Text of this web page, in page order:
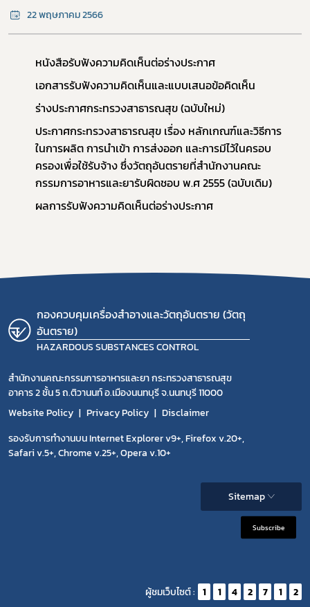
22 พฤษภาคม 2566
หนังสือรับฟังความคิดเห็นต่อร่างประกาศ
เอกสารรับฟังความคิดเห็นและแบบเสนอข้อคิดเห็น
ร่างประกาศกระทรวงสาธารณสุข (ฉบับใหม่)
ประกาศกระทรวงสาธารณสุข เรื่อง หลักเกณฑ์และวิธีการ
ในการผลิต การนำเข้า การส่งออก และการมีไว้ในครอบ
ครองเพื่อใช้รับจ้าง ซึ่งวัตถุอันตรายที่สำนักงานคณะ
กรรมการอาหารและยารับผิดชอบ พ.ศ 2555 (ฉบับเดิม)
ผลการรับฟังความคิดเห็นต่อร่างประกาศ
กองควบคุมเครื่องสำอางและวัตถุอันตราย (วัตถุ
อันตราย)
HAZARDOUS SUBSTANCES CONTROL
สำนักงานคณะกรรมการอาหารและยา กระทรวงสาธารณสุข
อาคาร 2 ชั้น 5 ถ.ติวานนท์ อ.เมืองนนทบุรี จ.นนทบุรี 11000
Website Policy
Privacy Policy
Disclaimer
รองรับการทำงานบน Internet Explorer v9+, Firefox v.20+,
Safari v.5+, Chrome v.25+, Opera v.10+
Sitemap
Subscribe
ผู้ชมเว็บไซต์ : 1 1 4 2 7 1 2
covid
ผู้ประกอบการณ์
พรบ